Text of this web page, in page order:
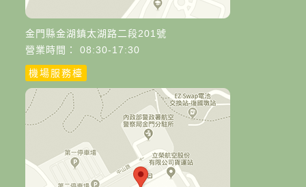
金門縣金湖鎮太湖路二段201號
營業時間： 08:30-17:30
機場服務檯